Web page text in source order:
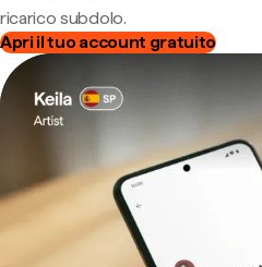
ricarico subdolo.
Apri il tuo account gratuito